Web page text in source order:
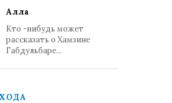
Алла
Кто -нибудь может
рассказать о Хамзине
Габдульбаре...